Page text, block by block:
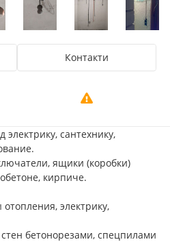
Контакти
сантехнику,
ящики (коробки)
кирпиче.
электрику,
бетонорезами, спецпилами